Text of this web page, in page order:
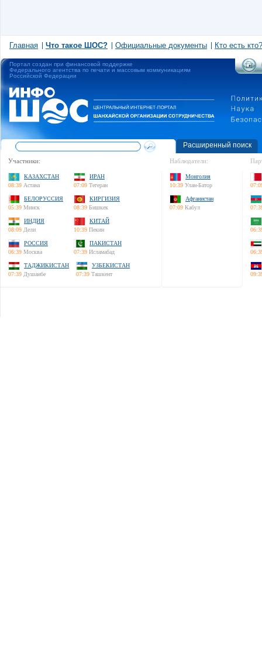
Главная Что такое ШОС? Официальные документы Кто есть кто?
Портал создан при финансовой поддержке
Федерального агентства по печати и массовым коммуникациям
Российской Федерации
Расширенный поиск
Участники:
КАЗАХСТАН
08:39 Астана
ИРАН
07:09 Тегеран
БЕЛОРУССИЯ
05:39 Минск
КИРГИЗИЯ
08:39 Бишкек
ИНДИЯ
08:09 Дели
КИТАЙ
10:39 Пекин
РОССИЯ
06:39 Москва
ПАКИСТАН
07:39 Исламабад
ТАДЖИКИСТАН
07:39 Душанбе
УЗБЕКИСТАН
07:39 Ташкент
Наблюдатели:
Монголия
10:39 Улан-Батор
Афганистан
07:09 Кабул